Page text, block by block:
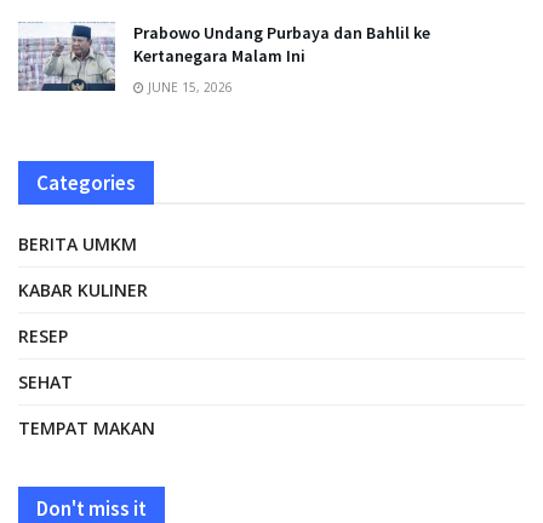
Prabowo Undang Purbaya dan Bahlil ke
Kertanegara Malam Ini
JUNE 15, 2026
Categories
BERITA UMKM
KABAR KULINER
RESEP
SEHAT
TEMPAT MAKAN
Don't miss it